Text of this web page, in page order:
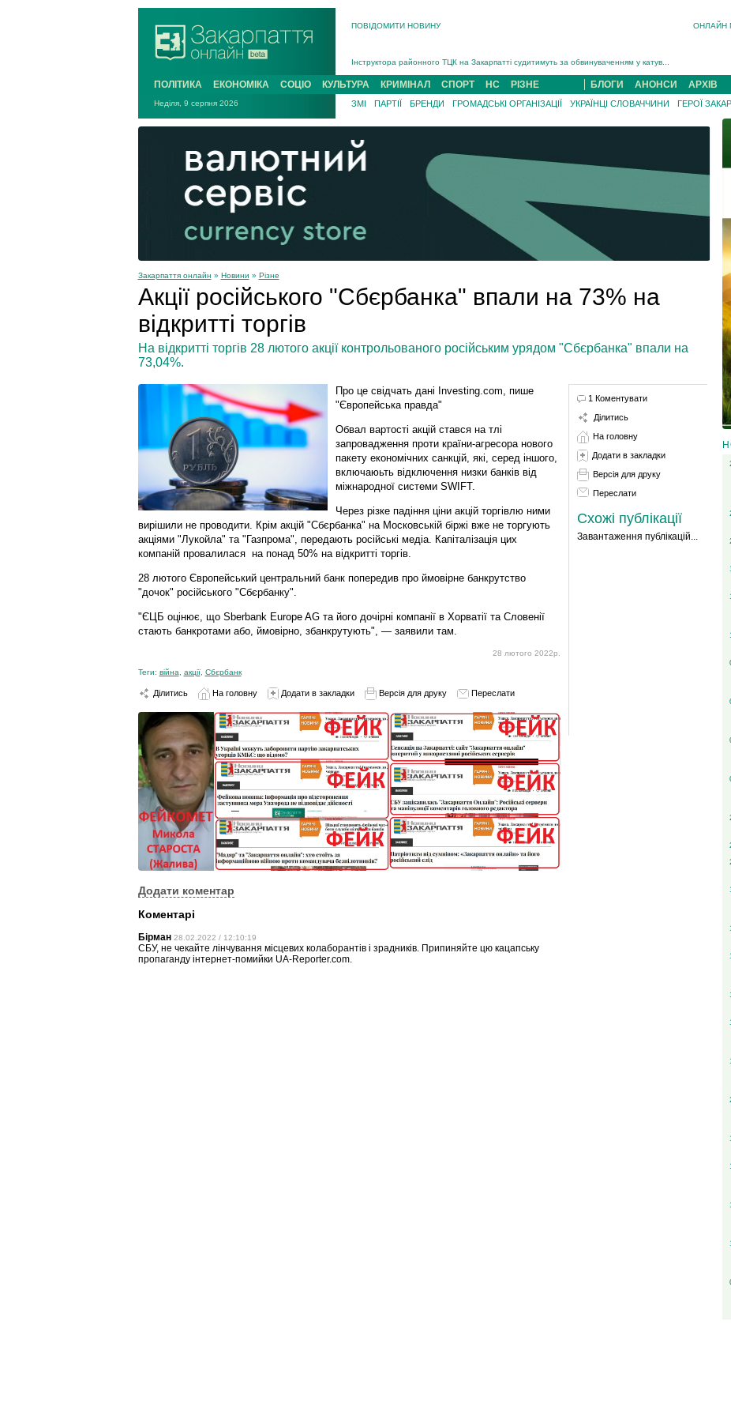
ПОВІДОМИТИ НОВИНУ ОНЛАЙН
Інструктора районного ТЦК на Закарпатті судитимуть за обвинуваченням у катув...
В Ужгороді попрощаються із полеглим на війні з росією захисником Володимиром Йор�...
В Ужгороді 5 серпня попрощаються із захисником Богданом Югасом, який два роки �...
Підтвердили загибель захисника із Нанкова на Хустщині Юліана Гербея (ФОТО)[/gree...
На війні з рф поліг військовий з Виноградова Ігнат Роздяловський (ФОТО)...
На війні загинув 26-річний військовий із Чинадійова на Мукачівщині �...
ПОЛІТИКА ЕКОНОМІКА СОЦІО КУЛЬТУРА КРИМІНАЛ СПОРТ НС РІЗНЕ БЛОГИ АНОНСИ АРХІВ
Неділя, 9 серпня 2026 ЗМІ ПАРТІЇ БРЕНДИ ГРОМАДСЬКІ ОРГАНІЗАЦІЇ УКРАЇНЦІ СЛОВАЧЧИНИ ГЕРОЇ
Закарпаття онлайн » Новини » Різне
Акції російського "Сбєрбанка" впали на 73% на
відкритті торгів
На відкритті торгів 28 лютого акції контрольованого російським урядом "Сбєрбанка" впали на
73,04%.
Про це свідчать дані Investing.com, пише
"Європейська правда"
Обвал вартості акцій стався на тлі
запровадження проти країни-агресора нового
пакету економічних санкцій, які, серед іншого,
включаюьть відключення низки банків від
міжнародної системи SWIFT.
Через різке падіння ціни акцій торгівлю ними
вирішили не проводити. Крім акцій "Сбєрбанка" на Московській біржі вже не торгують
акціями "Лукойла" та "Газпрома", передають російські медіа. Капіталізація цих
компаній провалилася на понад 50% на відкритті торгів.
28 лютого Європейський центральний банк попередив про ймовірне банкрутство
"дочок" російського "Сбєрбанку".
"ЄЦБ оцінює, що Sberbank Europe AG та його дочірні компанії в Хорватії та Словенії
стають банкротами або, ймовірно, збанкрутують", — заявили там.
28 лютого 2022р.
Теги: війна акції, Сбєрбанк
Ділитись На головну Додати в закладки Версія для друку Переслати
Додати коментар
Коментарі
Бірман 28.02.2022 / 12:10:19
CБУ, нe чeкaйтe лiнчyвaння місцевих колаборантів і зрадників. Припиняйте цю кацапську
пропаганду інтернет-помийки UA-Reporter.com.
1 Коментувати
Ділитись
На головну
Додати в закладки
Версія для друку
Переслати
Схожі публікації
Завантаження публікацій...